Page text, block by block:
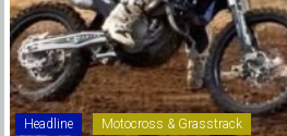
Headline Motocross & Grasstrack